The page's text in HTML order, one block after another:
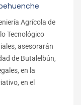
Agrícola de
Tecnológico
asesorarán
de Butalelbún,
en la
en el